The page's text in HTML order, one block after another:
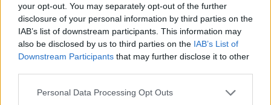
your opt-out. You may separately opt-out of the further
disclosure of your personal information by third parties on the
IAB’s list of downstream participants. This information may
also be disclosed by us to third parties on the IAB’s List of
Downstream Participants that may further disclose it to other
Please note that this website/app uses one or more Google
Personal Data Processing Opt Outs
Már látható jelei vannak az autópálya
bővítésének (GALÉRIA)